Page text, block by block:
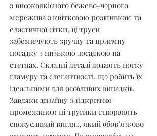
з високоякісного бежево-чорного
мережива з квітковою розшивкою та
еластичної сітки, ці труси
забезпечують зручну та приємну
посадку з низькою посадкою на
стегнах. Складні деталі додають нотку
гламуру та елегантності, що робить їх
ідеальними для особливих випадків.
Завдяки дизайну з відкритою
промежиною ці трусики створюють
спокусливий вигляд, який обов’язково